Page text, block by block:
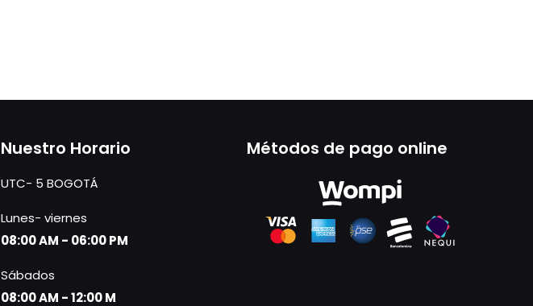
Nuestro Horario
UTC- 5 BOGOTÁ
Lunes- viernes
08:00 AM - 06:00 PM
Sábados
08:00 AM - 12:00 M
Métodos de pago online